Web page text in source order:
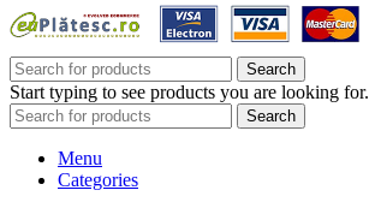
Search
Start typing to see products you are looking for.
Search
Menu
Categories